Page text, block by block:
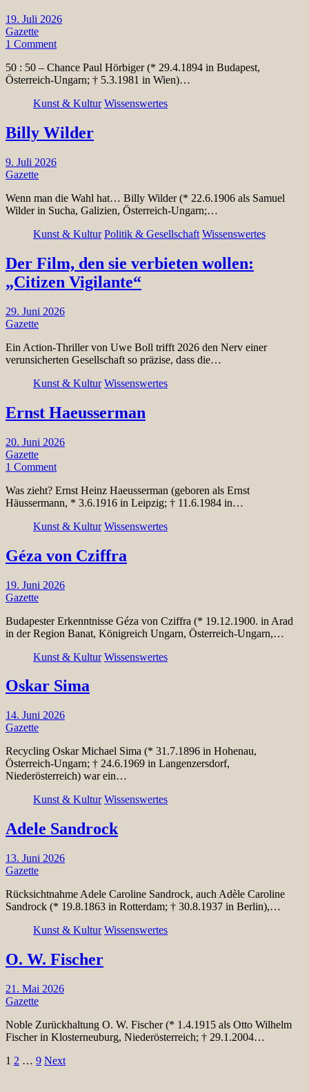
19. Juli 2026
Gazette
1 Comment
50 : 50 – Chance Paul Hörbiger (* 29.4.1894 in Budapest,
Österreich-Ungarn; † 5.3.1981 in Wien)…
Kunst & Kultur Wissenswertes
Billy Wilder
9. Juli 2026
Gazette
Wenn man die Wahl hat… Billy Wilder (* 22.6.1906 als Samuel
Wilder in Sucha, Galizien, Österreich-Ungarn;…
Kunst & Kultur Politik & Gesellschaft Wissenswertes
Der Film, den sie verbieten wollen:
„Citizen Vigilante“
29. Juni 2026
Gazette
Ein Action-Thriller von Uwe Boll trifft 2026 den Nerv einer
verunsicherten Gesellschaft so präzise, dass die…
Kunst & Kultur Wissenswertes
Ernst Haeusserman
20. Juni 2026
Gazette
1 Comment
Was zieht? Ernst Heinz Haeusserman (geboren als Ernst
Häussermann, * 3.6.1916 in Leipzig; † 11.6.1984 in…
Kunst & Kultur Wissenswertes
Géza von Cziffra
19. Juni 2026
Gazette
Budapester Erkenntnisse Géza von Cziffra (* 19.12.1900. in Arad
in der Region Banat, Königreich Ungarn, Österreich-Ungarn,…
Kunst & Kultur Wissenswertes
Oskar Sima
14. Juni 2026
Gazette
Recycling Oskar Michael Sima (* 31.7.1896 in Hohenau,
Österreich-Ungarn; † 24.6.1969 in Langenzersdorf,
Niederösterreich) war ein…
Kunst & Kultur Wissenswertes
Adele Sandrock
13. Juni 2026
Gazette
Rücksichtnahme Adele Caroline Sandrock, auch Adèle Caroline
Sandrock (* 19.8.1863 in Rotterdam; † 30.8.1937 in Berlin),…
Kunst & Kultur Wissenswertes
O. W. Fischer
21. Mai 2026
Gazette
Noble Zurückhaltung O. W. Fischer (* 1.4.1915 als Otto Wilhelm
Fischer in Klosterneuburg, Niederösterreich; † 29.1.2004…
Seitennummerierung
1 2 … 9 Next